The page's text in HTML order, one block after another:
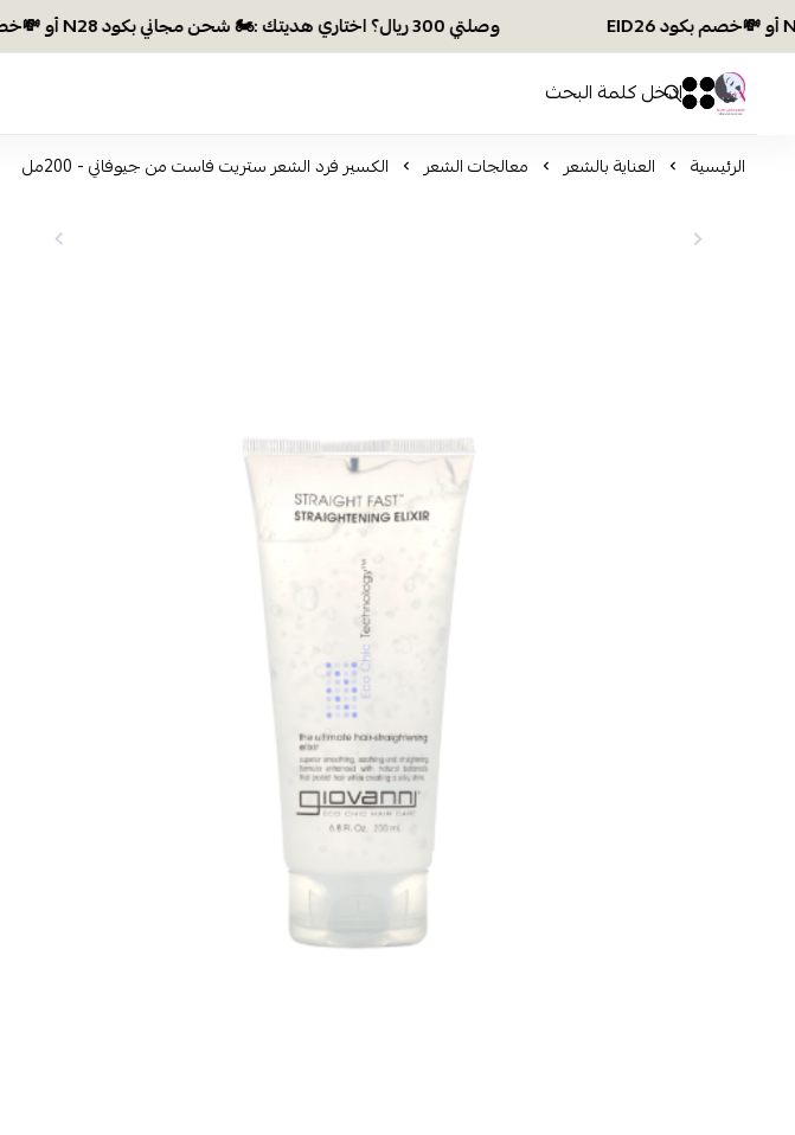
وصلتي 300 ريال؟ اختاري هديتك :🏍 شحن مجاني بكود N28 أو 💸خصم بكود EID26
افكار ومخازن العناية
0 0
الرئيسية العناية بالشعر معالجات الشعر الكسير فرد الشعر ستريت فاست من جيوفاني - 200مل